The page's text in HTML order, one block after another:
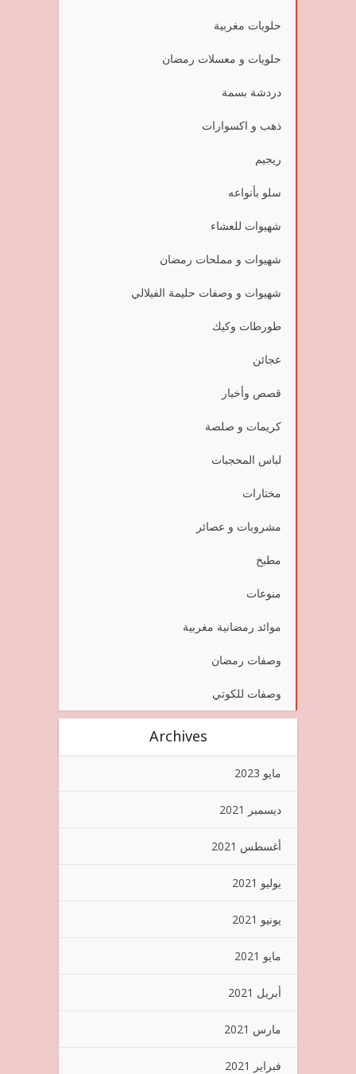
حلويات مغربية
حلويات و معسلات رمضان
دردشة بسمة
ذهب و اكسوارات
ريجيم
سلو بأنواعه
شهيوات للعشاء
شهيوات و مملحات رمضان
شهيوات و وصفات حليمة الفيلالي
طورطات وكيك
عجائن
قصص وأخبار
كريمات و صلصة
لباس المحجبات
مختارات
مشروبات و عصائر
مطبخ
منوعات
موائد رمضانية مغربية
وصفات رمضان
وصفات للكوتي
Archives
مايو 2023
ديسمبر 2021
أغسطس 2021
يوليو 2021
يونيو 2021
مايو 2021
أبريل 2021
مارس 2021
فبراير 2021